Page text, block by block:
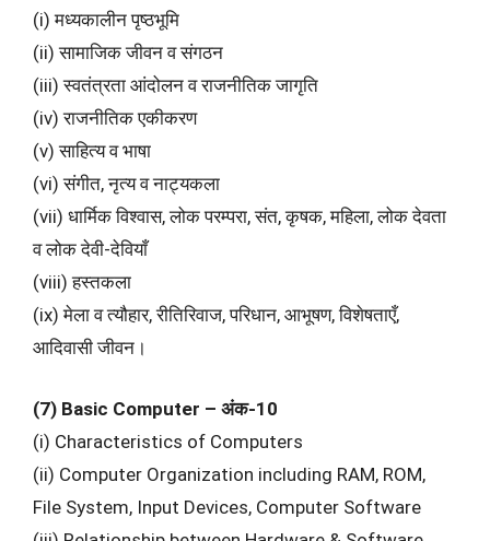
(i) मध्यकालीन पृष्ठभूमि
(ii) सामाजिक जीवन व संगठन
(iii) स्वतंत्रता आंदोलन व राजनीतिक जागृति
(iv) राजनीतिक एकीकरण
(v) साहित्य व भाषा
(vi) संगीत, नृत्य व नाट्यकला
(vii) धार्मिक विश्वास, लोक परम्परा, संत, कृषक, महिला, लोक देवता
व लोक देवी-देवियाँ
(viii) हस्तकला
(ix) मेला व त्यौहार, रीतिरिवाज, परिधान, आभूषण, विशेषताएँ,
आदिवासी जीवन।
(7) Basic Computer – अंक-10
(i) Characteristics of Computers
(ii) Computer Organization including RAM, ROM,
File System, Input Devices, Computer Software